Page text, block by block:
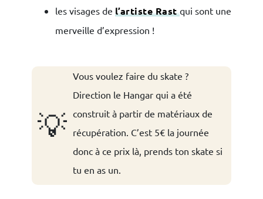
les visages de l’artiste Rast qui sont une
merveille d’expression !
💡
Vous voulez faire du skate ?
Direction le Hangar qui a été
construit à partir de matériaux de
récupération. C’est 5€ la journée
donc à ce prix là, prends ton skate si
tu en as un.